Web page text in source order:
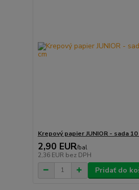
Krepový papier JUNIOR - sada
2,90 EUR/bal
2,36 EUR bez DPH
Pridať do